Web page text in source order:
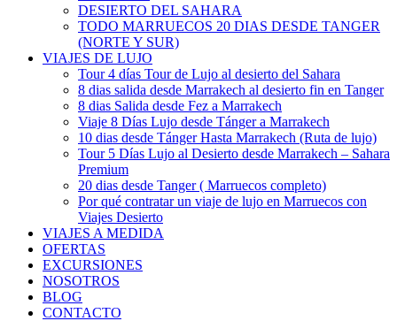
DESIERTO DEL SAHARA
TODO MARRUECOS 20 DIAS DESDE TANGER
(NORTE Y SUR)
VIAJES DE LUJO
Tour 4 días Tour de Lujo al desierto del Sahara
8 dias salida desde Marrakech al desierto fin en Tanger
8 dias Salida desde Fez a Marrakech
Viaje 8 Días Lujo desde Tánger a Marrakech
10 dias desde Tánger Hasta Marrakech (Ruta de lujo)
Tour 5 Días Lujo al Desierto desde Marrakech – Sahara
Premium
20 dias desde Tanger ( Marruecos completo)
Por qué contratar un viaje de lujo en Marruecos con
Viajes Desierto
VIAJES A MEDIDA
OFERTAS
EXCURSIONES
NOSOTROS
BLOG
CONTACTO